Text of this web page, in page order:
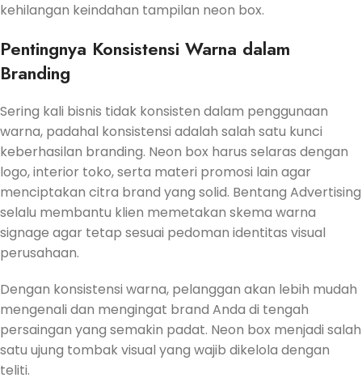
kehilangan keindahan tampilan neon box.
Pentingnya Konsistensi Warna dalam
Branding
Sering kali bisnis tidak konsisten dalam penggunaan
warna, padahal konsistensi adalah salah satu kunci
keberhasilan branding. Neon box harus selaras dengan
logo, interior toko, serta materi promosi lain agar
menciptakan citra brand yang solid. Bentang Advertising
selalu membantu klien memetakan skema warna
signage agar tetap sesuai pedoman identitas visual
perusahaan.
Dengan konsistensi warna, pelanggan akan lebih mudah
mengenali dan mengingat brand Anda di tengah
persaingan yang semakin padat. Neon box menjadi salah
satu ujung tombak visual yang wajib dikelola dengan
teliti.